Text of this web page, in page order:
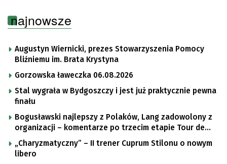
najnowsze
Augustyn Wiernicki, prezes Stowarzyszenia Pomocy
Bliźniemu im. Brata Krystyna
Gorzowska ławeczka 06.08.2026
Stal wygrała w Bydgoszczy i jest już praktycznie pewna
finału
Bogusławski najlepszy z Polaków, Lang zadowolony z
organizacji – komentarze po trzecim etapie Tour de
Pologne
„Charyzmatyczny” – II trener Cuprum Stilonu o nowym
libero